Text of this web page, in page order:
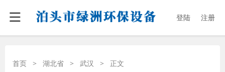
登陆 注册
首页 > 湖北省 > 武汉 > 正文